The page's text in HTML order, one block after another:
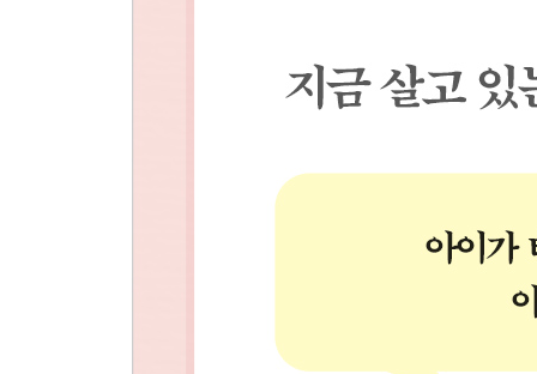
좋은 상태를 경험해보는 것